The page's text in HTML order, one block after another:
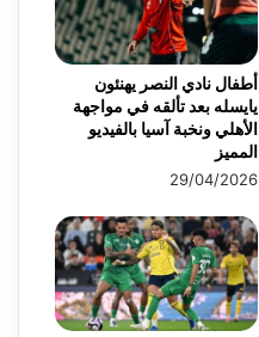
أطفال نادي النصر يهنئون
يايسله بعد تألقه في مواجهة
الأهلي ونخبة آسيا بالفيديو
المميز
29/04/2026